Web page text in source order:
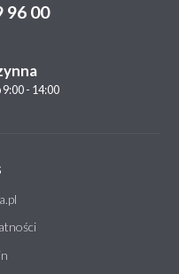
96 00
9:00 - 14:00